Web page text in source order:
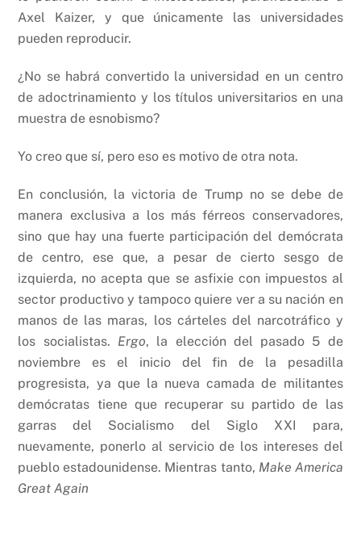
Axel Kaizer, y que únicamente las universidades
pueden reproducir.
¿No se habrá convertido la universidad en un centro
de adoctrinamiento y los títulos universitarios en una
muestra de esnobismo?
Yo creo que sí, pero eso es motivo de otra nota.
En conclusión, la victoria de Trump no se debe de
manera exclusiva a los más férreos conservadores,
sino que hay una fuerte participación del demócrata
de centro, ese que, a pesar de cierto sesgo de
izquierda, no acepta que se asfixie con impuestos al
sector productivo y tampoco quiere ver a su nación en
manos de las maras, los cárteles del narcotráfico y
los socialistas. Ergo, la elección del pasado 5 de
noviembre es el inicio del fin de la pesadilla
progresista, ya que la nueva camada de militantes
demócratas tiene que recuperar su partido de las
garras del Socialismo del Siglo XXI para,
nuevamente, ponerlo al servicio de los intereses del
pueblo estadounidense. Mientras tanto, Make America
Great Again